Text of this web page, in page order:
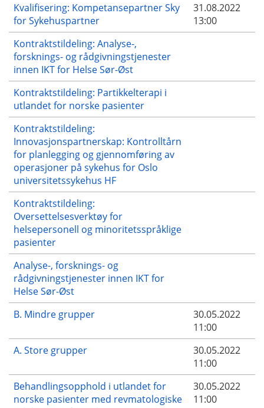
Kvalifisering: Kompetansepartner Sky
for Sykehuspartner
31.08.2022
13:00
Kontraktstildeling: Analyse-,
forsknings- og rådgivningstjenester
innen IKT for Helse Sør-Øst
Kontraktstildeling: Partikkelterapi i
utlandet for norske pasienter
Kontraktstildeling:
Innovasjonspartnerskap: Kontrolltårn
for planlegging og gjennomføring av
operasjoner på sykehus for Oslo
universitetssykehus HF
Kontraktstildeling:
Oversettelsesverktøy for
helsepersonell og minoritetsspråklige
pasienter
Analyse-, forsknings- og
rådgivningstjenester innen IKT for
Helse Sør-Øst
B. Mindre grupper
30.05.2022
11:00
A. Store grupper
30.05.2022
11:00
Behandlingsopphold i utlandet for
norske pasienter med revmatologiske
30.05.2022
11:00